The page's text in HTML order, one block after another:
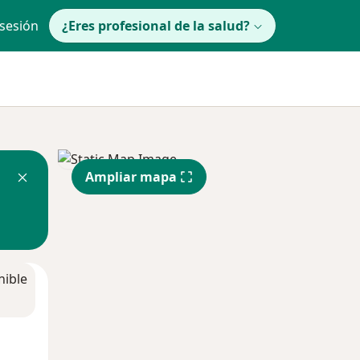
¿Eres profesional de la salud?
Ampliar mapa